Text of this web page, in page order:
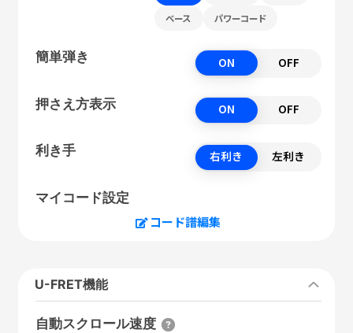
ベース パワーコード
簡単弾き ON OFF
押さえ方表示 ON OFF
利き手 右利き 左利き
マイコード設定
コード譜編集
U-FRET機能
自動スクロール速度